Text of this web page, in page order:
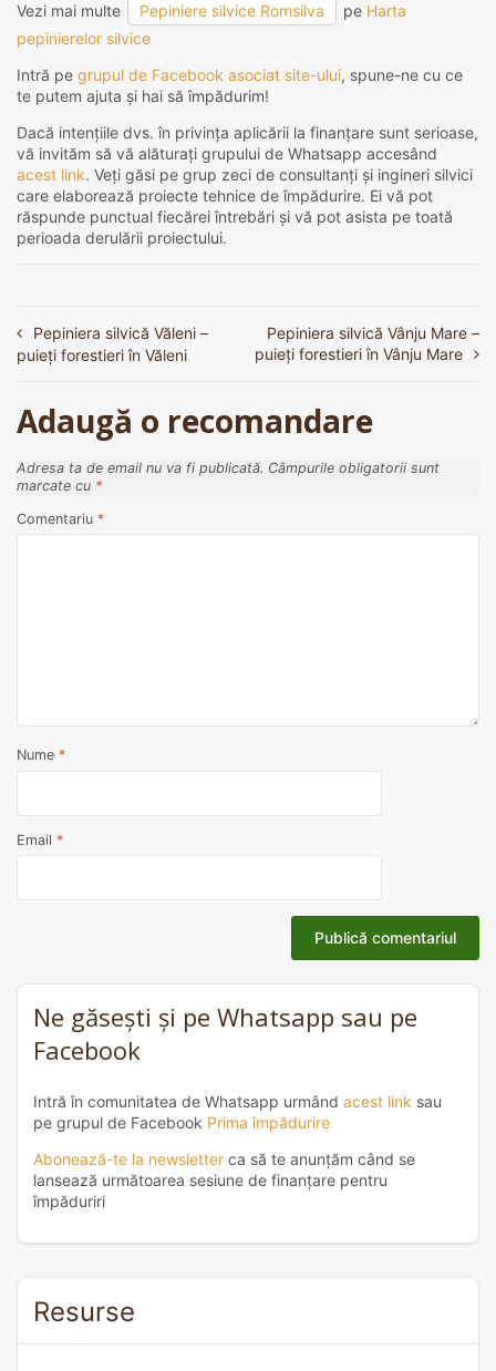
Vezi mai multe Pepiniere silvice Romsilva pe Harta
pepinierelor silvice
Intră pe grupul de Facebook asociat site-ului, spune-ne cu ce
te putem ajuta și hai să împădurim!
Dacă intențiile dvs. în privința aplicării la finanțare sunt serioase,
vă invităm să vă alăturați grupului de Whatsapp accesând
acest link. Veți găsi pe grup zeci de consultanți și ingineri silvici
care elaborează proiecte tehnice de împădurire. Ei vă pot
răspunde punctual fiecărei întrebări și vă pot asista pe toată
perioada derulării proiectului.
Navigare
articole
Pepiniera silvică Văleni –
puieți forestieri în Văleni
Pepiniera silvică Vânju Mare –
puieți forestieri în Vânju Mare
Adaugă o recomandare
Adresa ta de email nu va fi publicată. Câmpurile obligatorii sunt
marcate cu *
Comentariu *
Nume *
Email *
Ne găsești și pe Whatsapp sau pe
Facebook
Intră în comunitatea de Whatsapp urmând acest link sau
pe grupul de Facebook Prima împădurire
Abonează-te la newsletter ca să te anunțăm când se
lansează următoarea sesiune de finanțare pentru
împăduriri
Resurse